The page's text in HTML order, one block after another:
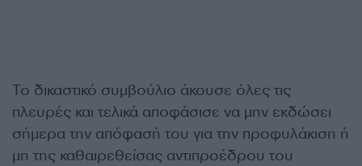
Το δικαστικό συμβούλιο άκουσε όλες τις
πλευρές και τελικά αποφάσισε να μην εκδώσει
σήμερα την απόφασή του για την προφυλάκιση ή
μη της καθαιρεθείσας αντιπροέδρου του